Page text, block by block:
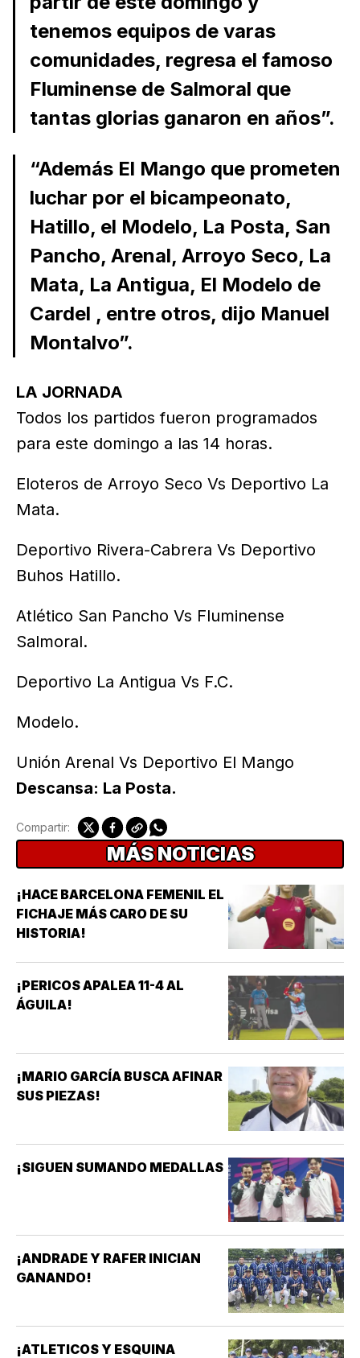
tenemos equipos de varas
comunidades, regresa el famoso
Fluminense de Salmoral que
tantas glorias ganaron en años”.
“Además El Mango que prometen
luchar por el bicampeonato,
Hatillo, el Modelo, La Posta, San
Pancho, Arenal, Arroyo Seco, La
Mata, La Antigua, El Modelo de
Cardel , entre otros, dijo Manuel
Montalvo”.
LA JORNADA
Todos los partidos fueron programados
para este domingo a las 14 horas.
Eloteros de Arroyo Seco Vs Deportivo La
Mata.
Deportivo Rivera-Cabrera Vs Deportivo
Buhos Hatillo.
Atlético San Pancho Vs Fluminense
Salmoral.
Deportivo La Antigua Vs F.C.
Modelo.
Unión Arenal Vs Deportivo El Mango
Descansa: La Posta.
Compartir:
MÁS NOTICIAS
¡HACE BARCELONA FEMENIL EL
FICHAJE MÁS CARO DE SU
HISTORIA!
¡PERICOS APALEA 11-4 AL
ÁGUILA!
¡MARIO GARCÍA BUSCA AFINAR
SUS PIEZAS!
¡SIGUEN SUMANDO MEDALLAS
¡ANDRADE Y RAFER INICIAN
GANANDO!
¡ATLETICOS Y ESQUINA